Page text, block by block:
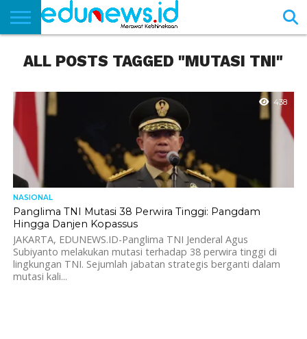
NEWS
EDUNEWS
LITERASI
PUSTAKA
SOSOK
TEKNO
KHASANAH
SASTRA
ALL POSTS TAGGED "MUTASI TNI"
438
NASIONAL
Panglima TNI Mutasi 38 Perwira Tinggi: Pangdam
Hingga Danjen Kopassus
JAKARTA, EDUNEWS.ID-Panglima TNI Jenderal Agus
Subiyanto melakukan mutasi terhadap 38 perwira tinggi di
lingkungan TNI. Sejumlah jabatan strategis berganti dalam
mutasi kali...